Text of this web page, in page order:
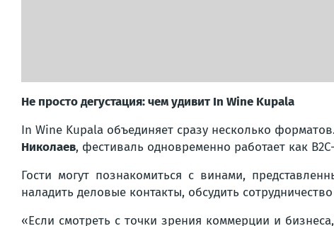
Не просто дегустация: чем удивит In Wine Kupala
In Wine Kupala объединяет сразу несколько
Николаев, фестиваль одновременно работает как
Гости могут познакомиться с винами,
наладить деловые контакты, обсудить
«Если смотреть с точки зрения коммерции и